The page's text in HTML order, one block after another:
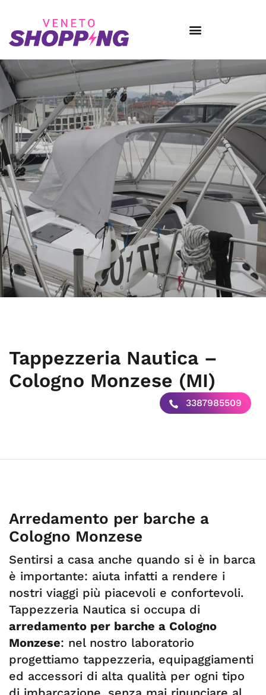
Tappezzeria Nautica –
Cologno Monzese (MI)
3387985509
Arredamento per barche a
Cologno Monzese
Sentirsi a casa anche quando si è in barca
è importante: aiuta infatti a rendere i
nostri viaggi più piacevoli e confortevoli.
Tappezzeria Nautica si occupa di
arredamento per barche a Cologno
Monzese: nel nostro laboratorio
progettiamo tappezzeria, equipaggiamenti
ed accessori di alta qualità per ogni tipo